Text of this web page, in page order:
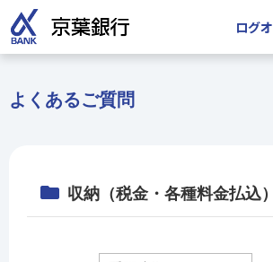
ログ
よくあるご質問
収納（税金・各種料金払込